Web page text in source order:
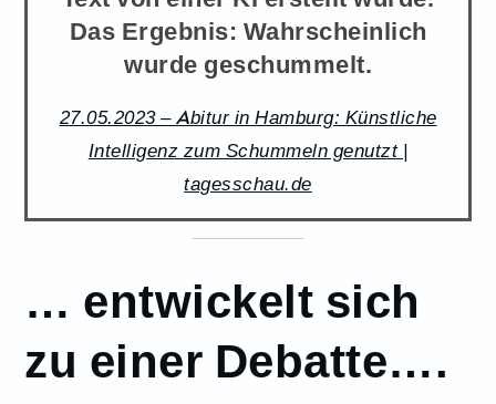
Das Ergebnis: Wahrscheinlich
wurde geschummelt.
27.05.2023 – Abitur in Hamburg: Künstliche
Intelligenz zum Schummeln genutzt |
tagesschau.de
… entwickelt sich
zu einer Debatte….